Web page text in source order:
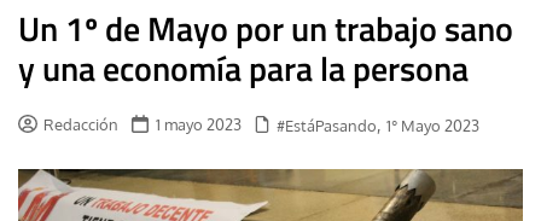
Un 1º de Mayo por un trabajo sano
y una economía para la persona
Redacción 1 mayo 2023 #EstáPasando, 1° Mayo 2023